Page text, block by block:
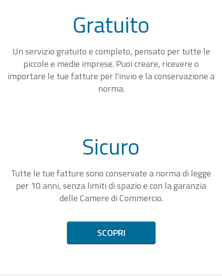
Gratuito
Un servizio gratuito e completo, pensato per tutte le
piccole e medie imprese. Puoi creare, ricevere o
importare le tue fatture per l'invio e la conservazione a
norma.
Sicuro
Tutte le tue fatture sono conservate a norma di legge
per 10 anni, senza limiti di spazio e con la garanzia
delle Camere di Commercio.
SCOPRI